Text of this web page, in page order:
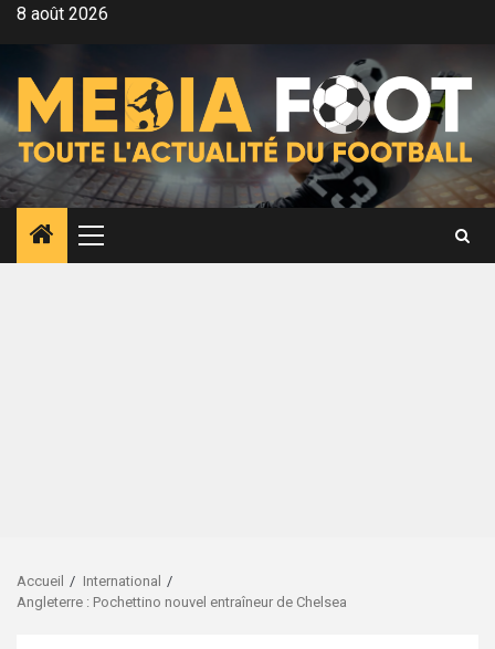
Aller8 août 2026
Menu
principal
Accueil
International
Angleterre : Pochettino nouvel entraîneur de Chelsea